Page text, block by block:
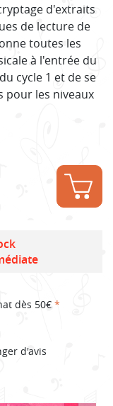
d'extraits
de lecture de
toutes les
à l'entrée du
cycle 1 et de se
pour les niveaux
dès 50€ *
d'avis